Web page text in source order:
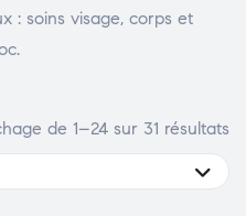
: soins visage, corps et
de 1–24 sur 31 résultats